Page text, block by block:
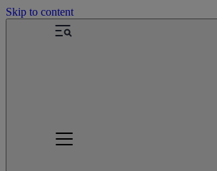
Skip to content